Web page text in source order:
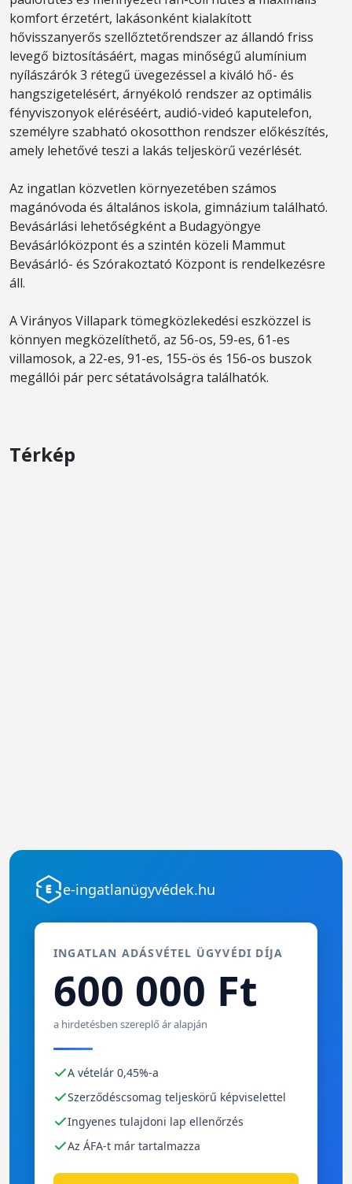
komfort érzetért, lakásonként kialakított
hővisszanyerős szellőztetőrendszer az állandó friss
levegő biztosításáért, magas minőségű alumínium
nyílászárók 3 rétegű üvegezéssel a kiváló hő- és
hangszigetelésért, árnyékoló rendszer az optimális
fényviszonyok eléréséért, audió-videó kaputelefon,
személyre szabható okosotthon rendszer előkészítés,
amely lehetővé teszi a lakás teljeskörű vezérlését.
Az ingatlan közvetlen környezetében számos
magánóvoda és általános iskola, gimnázium található.
Bevásárlási lehetőségként a Budagyöngye
Bevásárlóközpont és a szintén közeli Mammut
Bevásárló- és Szórakoztató Központ is rendelkezésre
áll.
A Virányos Villapark tömegközlekedési eszközzel is
könnyen megközelíthető, az 56-os, 59-es, 61-es
villamosok, a 22-es, 91-es, 155-ös és 156-os buszok
megállói pár perc sétatávolságra találhatók.
Térkép
e-ingatlanügyvédek.hu
INGATLAN ADÁSVÉTEL ÜGYVÉDI DÍJA
600 000 Ft
a hirdetésben szereplő ár alapján
A vételár 0,45%-a
Szerződéscsomag teljeskörű képviselettel
Ingyenes tulajdoni lap ellenőrzés
Az ÁFA-t már tartalmazza